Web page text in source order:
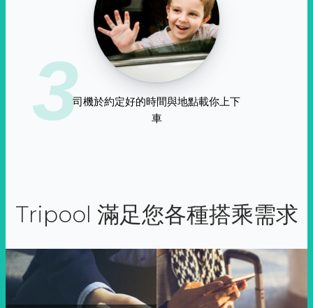
3司機於約定好的時間與地點載你上下
車
Tripool 滿足您各種搭乘需求